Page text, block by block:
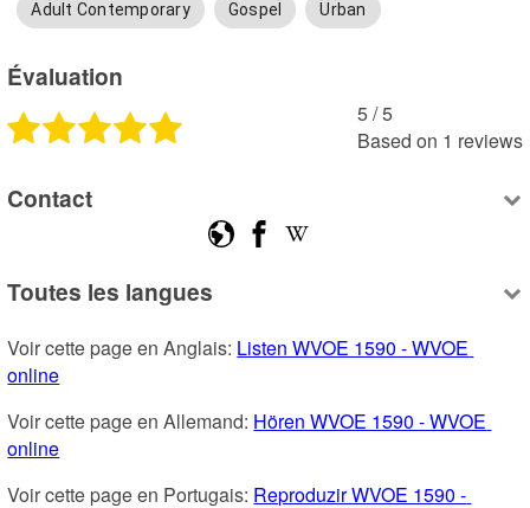
Adult Contemporary Gospel Urban
Évaluation
5 /5
Based on 1 reviews
Contact
Toutes les langues
Voir cette page en Anglais: Listen WVOE 1590 - WVOE
online
Voir cette page en Allemand: Hören WVOE 1590 - WVOE
online
Voir cette page en Portugais: Reproduzir WVOE 1590 -